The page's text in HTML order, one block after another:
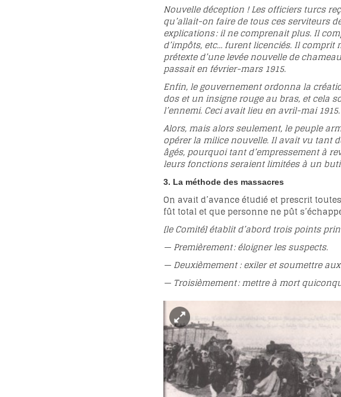
Nouvelle déception ! Les officiers turcs
qu’allait-on faire de tous ces serviteurs
explications : il ne comprenait plus. Il
d’impôts, etc… furent licenciés. Il
prétexte d’une levée nouvelle de
passait en février-mars 1915.
Enfin, le gouvernement ordonna la
dos et un insigne rouge au bras, et cela
l’ennemi. Ceci avait lieu en avril-mai 1915.
Alors, mais alors seulement, le peuple
opérer la milice nouvelle. Il avait vu tant
âgés, pourquoi tant d’empressement à
leurs fonctions seraient limitées à un
3. La méthode des massacres
On avait d’avance étudié et prescrit
fût total et que personne ne pût
[le Comité] établit d’abord trois points
— Premièrement : éloigner les suspects.
— Deuxièmement : exiler et soumettre
— Troisièmement : mettre à mort